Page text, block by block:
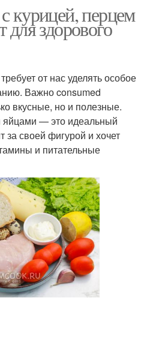
курицей, перцем
здорового
от нас уделять особое
Важно consumed
вкусные, но и полезные.
яйцами — это идеальный
за своей фигурой и хочет
и питательные